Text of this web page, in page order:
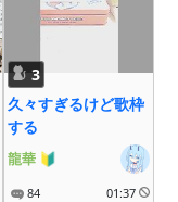
3
久々すぎるけど歌枠
する
龍華 🔰
84
01:37